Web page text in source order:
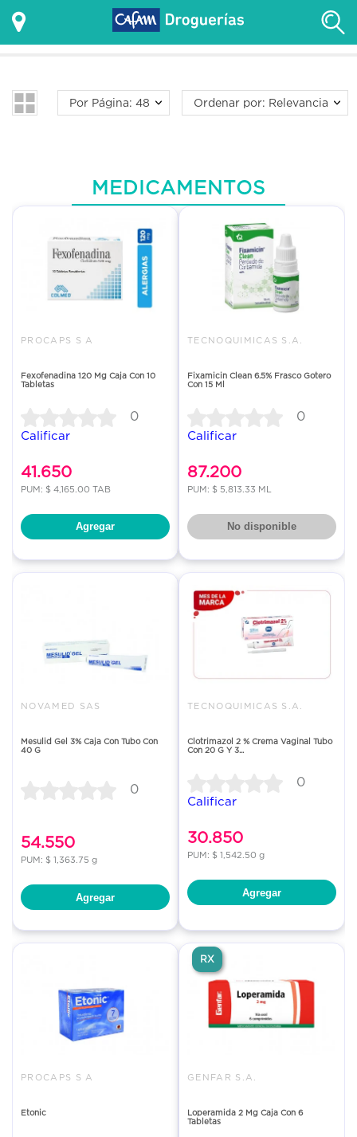
Por Página: 48 Ordenar por: Relevancia
MEDICAMENTOS
PROCAPS S A
Fexofenadina 120 Mg Caja Con 10
Tabletas
0
Calificar
41.650
PUM: $ 4,165.00 TAB
Agregar
TECNOQUIMICAS S.A.
Fixamicin Clean 6.5% Frasco Gotero
Con 15 Ml
0
Calificar
87.200
PUM: $ 5,813.33 ML
No disponible
NOVAMED SAS
Mesulid Gel 3% Caja Con Tubo Con
40 G
0
54.550
PUM: $ 1,363.75 g
Agregar
TECNOQUIMICAS S.A.
Clotrimazol 2 % Crema Vaginal Tubo
Con 20 G Y 3...
0
Calificar
30.850
PUM: $ 1,542.50 g
Agregar
PROCAPS S A
Etonic
GENFAR S.A.
Loperamida 2 Mg Caja Con 6
Tabletas
RX